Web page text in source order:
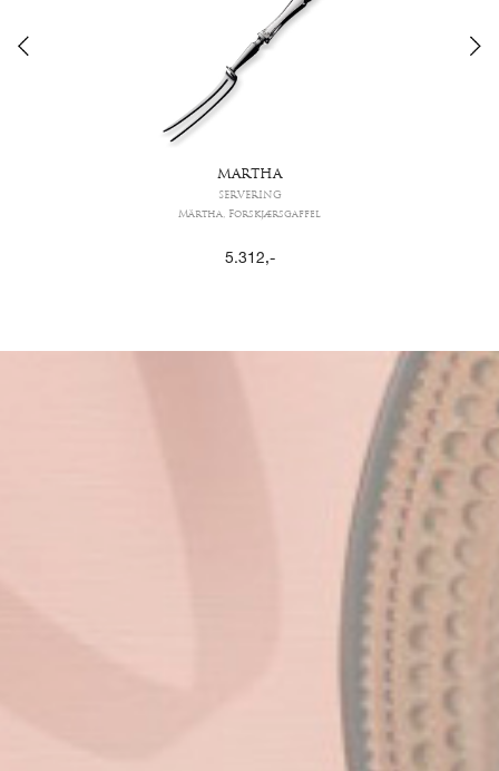
MARTHA
SERVERING
Märtha, Forskjærsgaffel
5.312,-